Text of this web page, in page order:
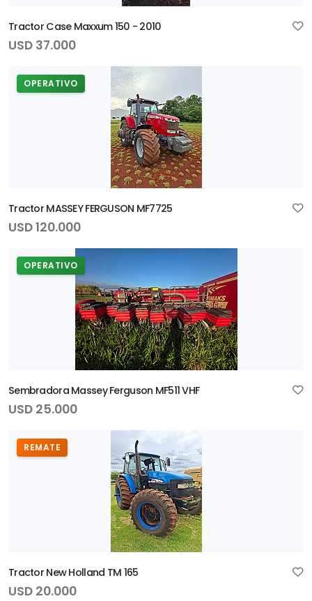
Tractor Case Maxxum 150 - 2010
USD 37.000
OPERATIVO
Tractor MASSEY FERGUSON MF7725
USD 120.000
OPERATIVO
Sembradora Massey Ferguson MF511 VHF
USD 25.000
REMATE
Tractor New Holland TM 165
USD 20.000